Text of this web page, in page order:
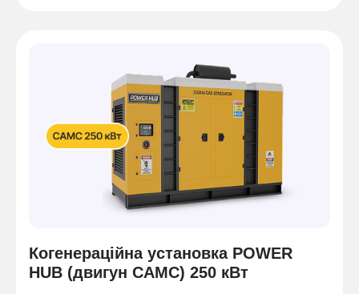
Когенераційна установка POWER
HUB (двигун CAMC) 250 кВт